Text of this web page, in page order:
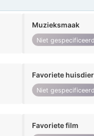
Muzieksmaak
Niet gespecificeerd
Favoriete
Niet gespecificeerd
Favoriete film